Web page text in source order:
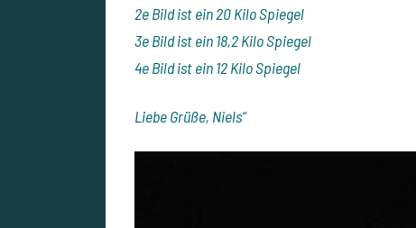
2e Bild ist ein 20 Kilo Spiegel
3e Bild ist ein 18,2 Kilo Spiegel
4e Bild ist ein 12 Kilo Spiegel
Liebe Grüße, Niels“